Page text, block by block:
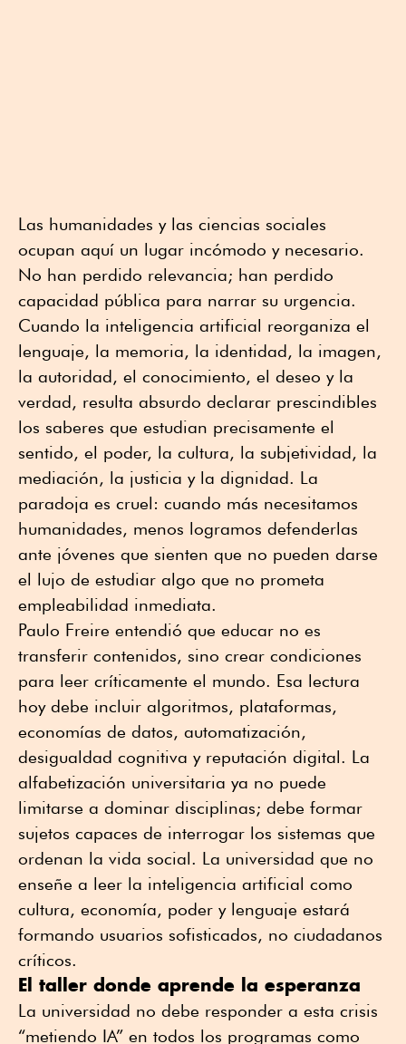
Las humanidades y las ciencias sociales
ocupan aquí un lugar incómodo y necesario.
No han perdido relevancia; han perdido
capacidad pública para narrar su urgencia.
Cuando la inteligencia artificial reorganiza el
lenguaje, la memoria, la identidad, la imagen,
la autoridad, el conocimiento, el deseo y la
verdad, resulta absurdo declarar prescindibles
los saberes que estudian precisamente el
sentido, el poder, la cultura, la subjetividad, la
mediación, la justicia y la dignidad. La
paradoja es cruel: cuando más necesitamos
humanidades, menos logramos defenderlas
ante jóvenes que sienten que no pueden darse
el lujo de estudiar algo que no prometa
empleabilidad inmediata.
Paulo Freire entendió que educar no es
transferir contenidos, sino crear condiciones
para leer críticamente el mundo. Esa lectura
hoy debe incluir algoritmos, plataformas,
economías de datos, automatización,
desigualdad cognitiva y reputación digital. La
alfabetización universitaria ya no puede
limitarse a dominar disciplinas; debe formar
sujetos capaces de interrogar los sistemas que
ordenan la vida social. La universidad que no
enseñe a leer la inteligencia artificial como
cultura, economía, poder y lenguaje estará
formando usuarios sofisticados, no ciudadanos
críticos.
El taller donde aprende la esperanza
La universidad no debe responder a esta crisis
“metiendo IA” en todos los programas como